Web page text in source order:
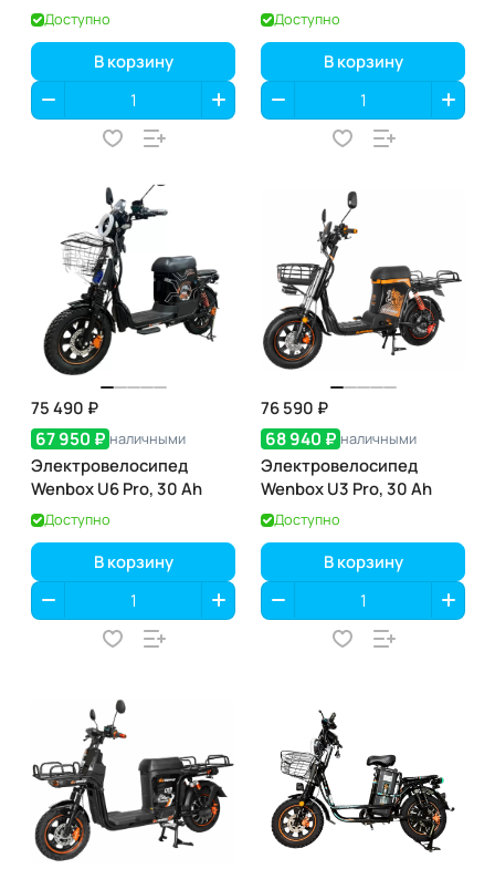
Доступно
В корзину
Доступно
В корзину
75 490 ₽
67 950 ₽ наличными
Электровелосипед
Wenbox U6 Pro, 30 Ah
Доступно
В корзину
76 590 ₽
68 940 ₽ наличными
Электровелосипед
Wenbox U3 Pro, 30 Ah
Доступно
В корзину